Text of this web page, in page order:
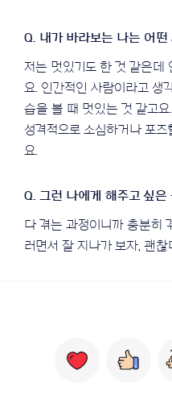
저는 멋있기도 한 것 같은데
요. 인간적인 사람이라고 생
습을 볼 때 멋있는 것 같고
성격적으로 소심하거나 포
요.
다 겪는 과정이니까 충분히
러면서 잘 지나가 보자, 괜